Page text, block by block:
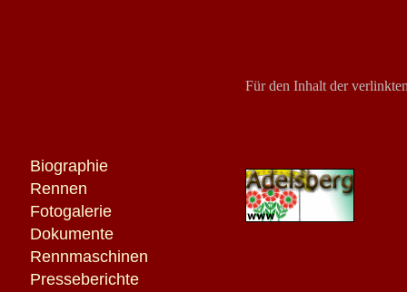
Biographie
Rennen
Fotogalerie
Dokumente
Rennmaschinen
Presseberichte
Für den Inhalt der